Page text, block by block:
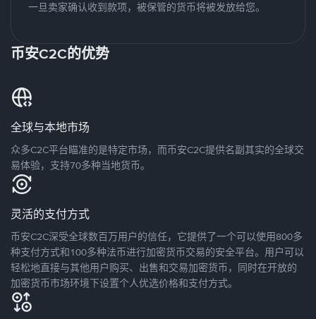
一旦卖家确认收到款项，被保管的货币将被发放给您。
币安C2C的优势
全球与本地市场
众多C2C平台瞄准的是特定市场，而币安C2C提供名副其实的全球交
易体验，支持70多种当地货币。
灵活的支付方式
币安C2C深受全球数百万用户的信任，它提供了一个可以使用800多
种支付方式和100多种法币进行加密货币交易的安全平台。用户可以
轻松地直接与其他用户购买、出售和交易加密货币，同时在开放的
加密货币市场环境下设置个人优选价格和支付方式。